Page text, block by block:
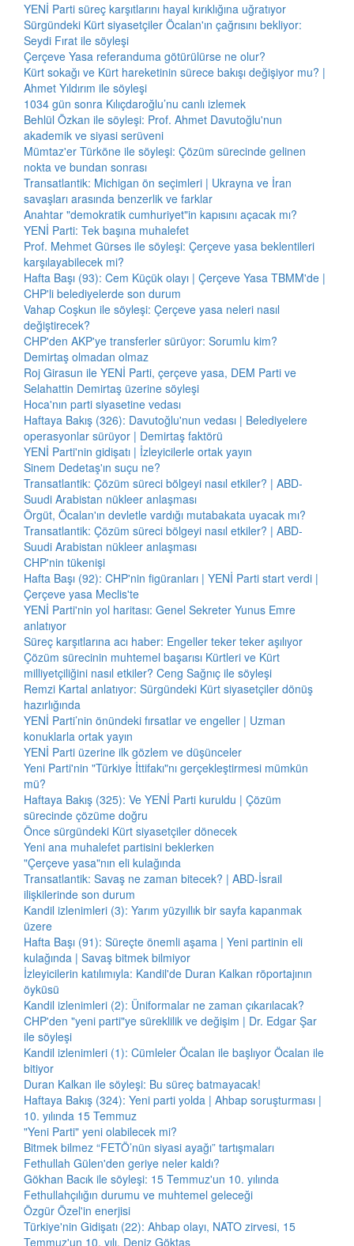
YENİ Parti süreç karşıtlarını hayal kırıklığına uğratıyor
Sürgündeki Kürt siyasetçiler Öcalan'ın çağrısını bekliyor:
Seydi Fırat ile söyleşi
Çerçeve Yasa referanduma götürülürse ne olur?
Kürt sokağı ve Kürt hareketinin sürece bakışı değişiyor mu? |
Ahmet Yıldırım ile söyleşi
1034 gün sonra Kılıçdaroğlu’nu canlı izlemek
Behlül Özkan ile söyleşi: Prof. Ahmet Davutoğlu'nun
akademik ve siyasi serüveni
Mümtaz'er Türköne ile söyleşi: Çözüm sürecinde gelinen
nokta ve bundan sonrası
Transatlantik: Michigan ön seçimleri | Ukrayna ve İran
savaşları arasında benzerlik ve farklar
Anahtar "demokratik cumhuriyet"in kapısını açacak mı?
YENİ Parti: Tek başına muhalefet
Prof. Mehmet Gürses ile söyleşi: Çerçeve yasa beklentileri
karşılayabilecek mi?
Hafta Başı (93): Cem Küçük olayı | Çerçeve Yasa TBMM'de |
CHP'li belediyelerde son durum
Vahap Coşkun ile söyleşi: Çerçeve yasa neleri nasıl
değiştirecek?
CHP'den AKP'ye transferler sürüyor: Sorumlu kim?
Demirtaş olmadan olmaz
Roj Girasun ile YENİ Parti, çerçeve yasa, DEM Parti ve
Selahattin Demirtaş üzerine söyleşi
Hoca'nın parti siyasetine vedası
Haftaya Bakış (326): Davutoğlu'nun vedası | Belediyelere
operasyonlar sürüyor | Demirtaş faktörü
YENİ Parti'nin gidişatı | İzleyicilerle ortak yayın
Sinem Dedetaş'ın suçu ne?
Transatlantik: Çözüm süreci bölgeyi nasıl etkiler? | ABD-
Suudi Arabistan nükleer anlaşması
Örgüt, Öcalan'ın devletle vardığı mutabakata uyacak mı?
Transatlantik: Çözüm süreci bölgeyi nasıl etkiler? | ABD-
Suudi Arabistan nükleer anlaşması
CHP'nin tükenişi
Hafta Başı (92): CHP'nin figüranları | YENİ Parti start verdi |
Çerçeve yasa Meclis'te
YENİ Parti'nin yol haritası: Genel Sekreter Yunus Emre
anlatıyor
Süreç karşıtlarına acı haber: Engeller teker teker aşılıyor
Çözüm sürecinin muhtemel başarısı Kürtleri ve Kürt
milliyetçiliğini nasıl etkiler? Ceng Sağnıç ile söyleşi
Remzi Kartal anlatıyor: Sürgündeki Kürt siyasetçiler dönüş
hazırlığında
YENİ Parti’nin önündeki fırsatlar ve engeller | Uzman
konuklarla ortak yayın
YENİ Parti üzerine ilk gözlem ve düşünceler
Yeni Parti'nin "Türkiye İttifakı"nı gerçekleştirmesi mümkün
mü?
Haftaya Bakış (325): Ve YENİ Parti kuruldu | Çözüm
sürecinde çözüme doğru
Önce sürgündeki Kürt siyasetçiler dönecek
Yeni ana muhalefet partisini beklerken
"Çerçeve yasa"nın eli kulağında
Transatlantik: Savaş ne zaman bitecek? | ABD-İsrail
ilişkilerinde son durum
Kandil izlenimleri (3): Yarım yüzyıllık bir sayfa kapanmak
üzere
Hafta Başı (91): Süreçte önemli aşama | Yeni partinin eli
kulağında | Savaş bitmek bilmiyor
İzleyicilerin katılımıyla: Kandil'de Duran Kalkan röportajının
öyküsü
Kandil izlenimleri (2): Üniformalar ne zaman çıkarılacak?
CHP'den "yeni parti"ye süreklilik ve değişim | Dr. Edgar Şar
ile söyleşi
Kandil izlenimleri (1): Cümleler Öcalan ile başlıyor Öcalan ile
bitiyor
Duran Kalkan ile söyleşi: Bu süreç batmayacak!
Haftaya Bakış (324): Yeni parti yolda | Ahbap soruşturması |
10. yılında 15 Temmuz
"Yeni Parti" yeni olabilecek mi?
Bitmek bilmez “FETÖ’nün siyasi ayağı” tartışmaları
Fethullah Gülen'den geriye neler kaldı?
Gökhan Bacık ile söyleşi: 15 Temmuz'un 10. yılında
Fethullahçılığın durumu ve muhtemel geleceği
Özgür Özel'in enerjisi
Türkiye'nin Gidişatı (22): Ahbap olayı, NATO zirvesi, 15
Temmuz'un 10. yılı, Deniz Göktaş